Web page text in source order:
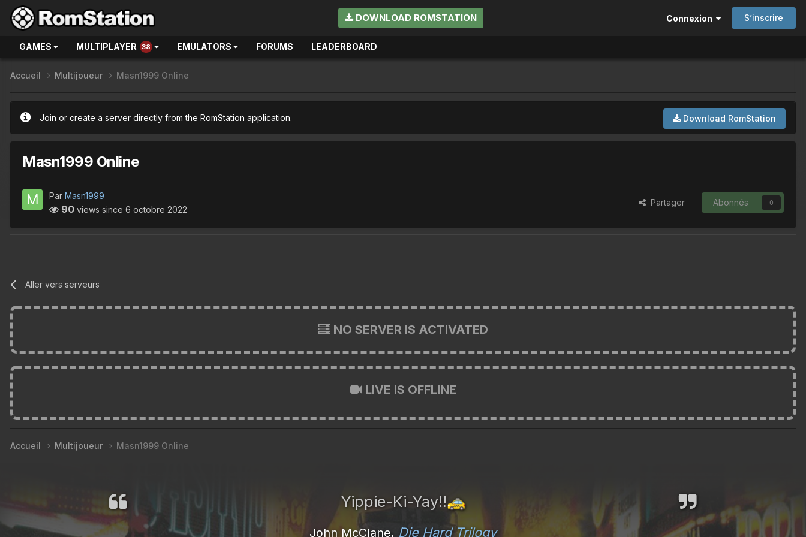
DOWNLOAD ROMSTATION Connexion S’inscrire
GAMES MULTIPLAYER 38 EMULATORS FORUMS LEADERBOARD
Accueil Multijoueur Masn1999 Online
Download RomStation
Join or create a server directly from the RomStation application.
Masn1999 Online
Par Masn1999
90 views since 6 octobre 2022
Partager Abonnés 0
Aller vers serveurs
NO SERVER IS ACTIVATED
LIVE IS OFFLINE
Accueil Multijoueur Masn1999 Online
Yippie-Ki-Yay!!🚕
John McClane, Die Hard Trilogy